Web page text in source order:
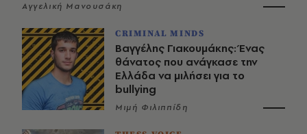
Αγγελική Μανουσάκη
CRIMINAL MINDS
Βαγγέλης Γιακουμάκης: Ένας
θάνατος που ανάγκασε την
Ελλάδα να μιλήσει για το
bullying
Μιμή Φιλιππίδη